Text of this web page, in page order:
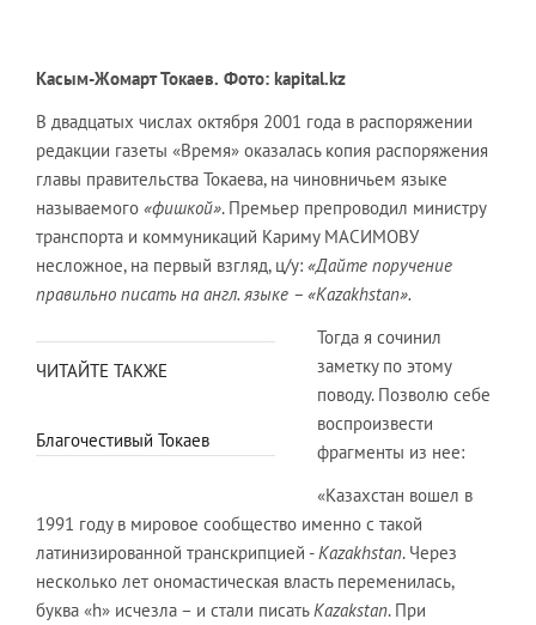
Касым-Жомарт Токаев. Фото: kapital.kz
В двадцатых числах октября 2001 года в распоряжении
редакции газеты «Время» оказалась копия распоряжения
главы правительства Токаева, на чиновничьем языке
называемого «фишкой». Премьер препроводил министру
транспорта и коммуникаций Кариму МАСИМОВУ
несложное, на первый взгляд, ц/у: «Дайте поручение
правильно писать на англ. языке – «Kazakhstan».
ЧИТАЙТЕ ТАКЖЕ
Благочестивый Токаев
Тогда я сочинил
заметку по этому
поводу. Позволю себе
воспроизвести
фрагменты из нее:
«Казахстан вошел в
1991 году в мировое сообщество именно с такой
латинизированной транскрипцией - Kazakhstan. Через
несколько лет ономастическая власть переменилась,
буква «h» исчезла – и стали писать Kazakstan. При